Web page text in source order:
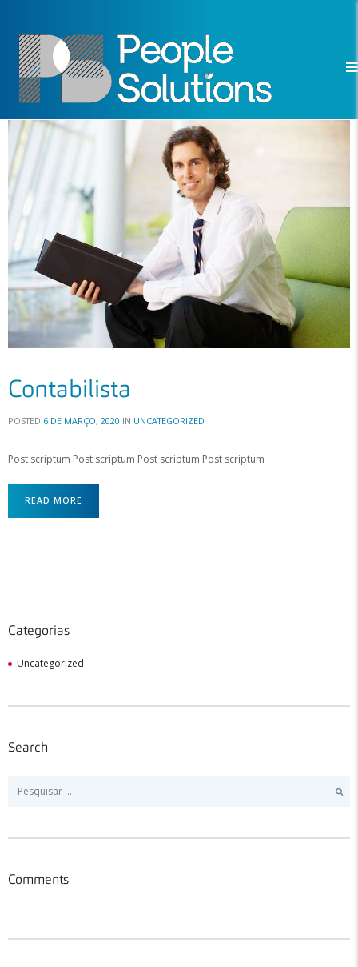
Contabilista
POSTED 6 DE MARÇO, 2020 IN UNCATEGORIZED
Post scriptum Post scriptum Post scriptum Post scriptum
READ MORE
Categorias
Uncategorized
Search
Comments